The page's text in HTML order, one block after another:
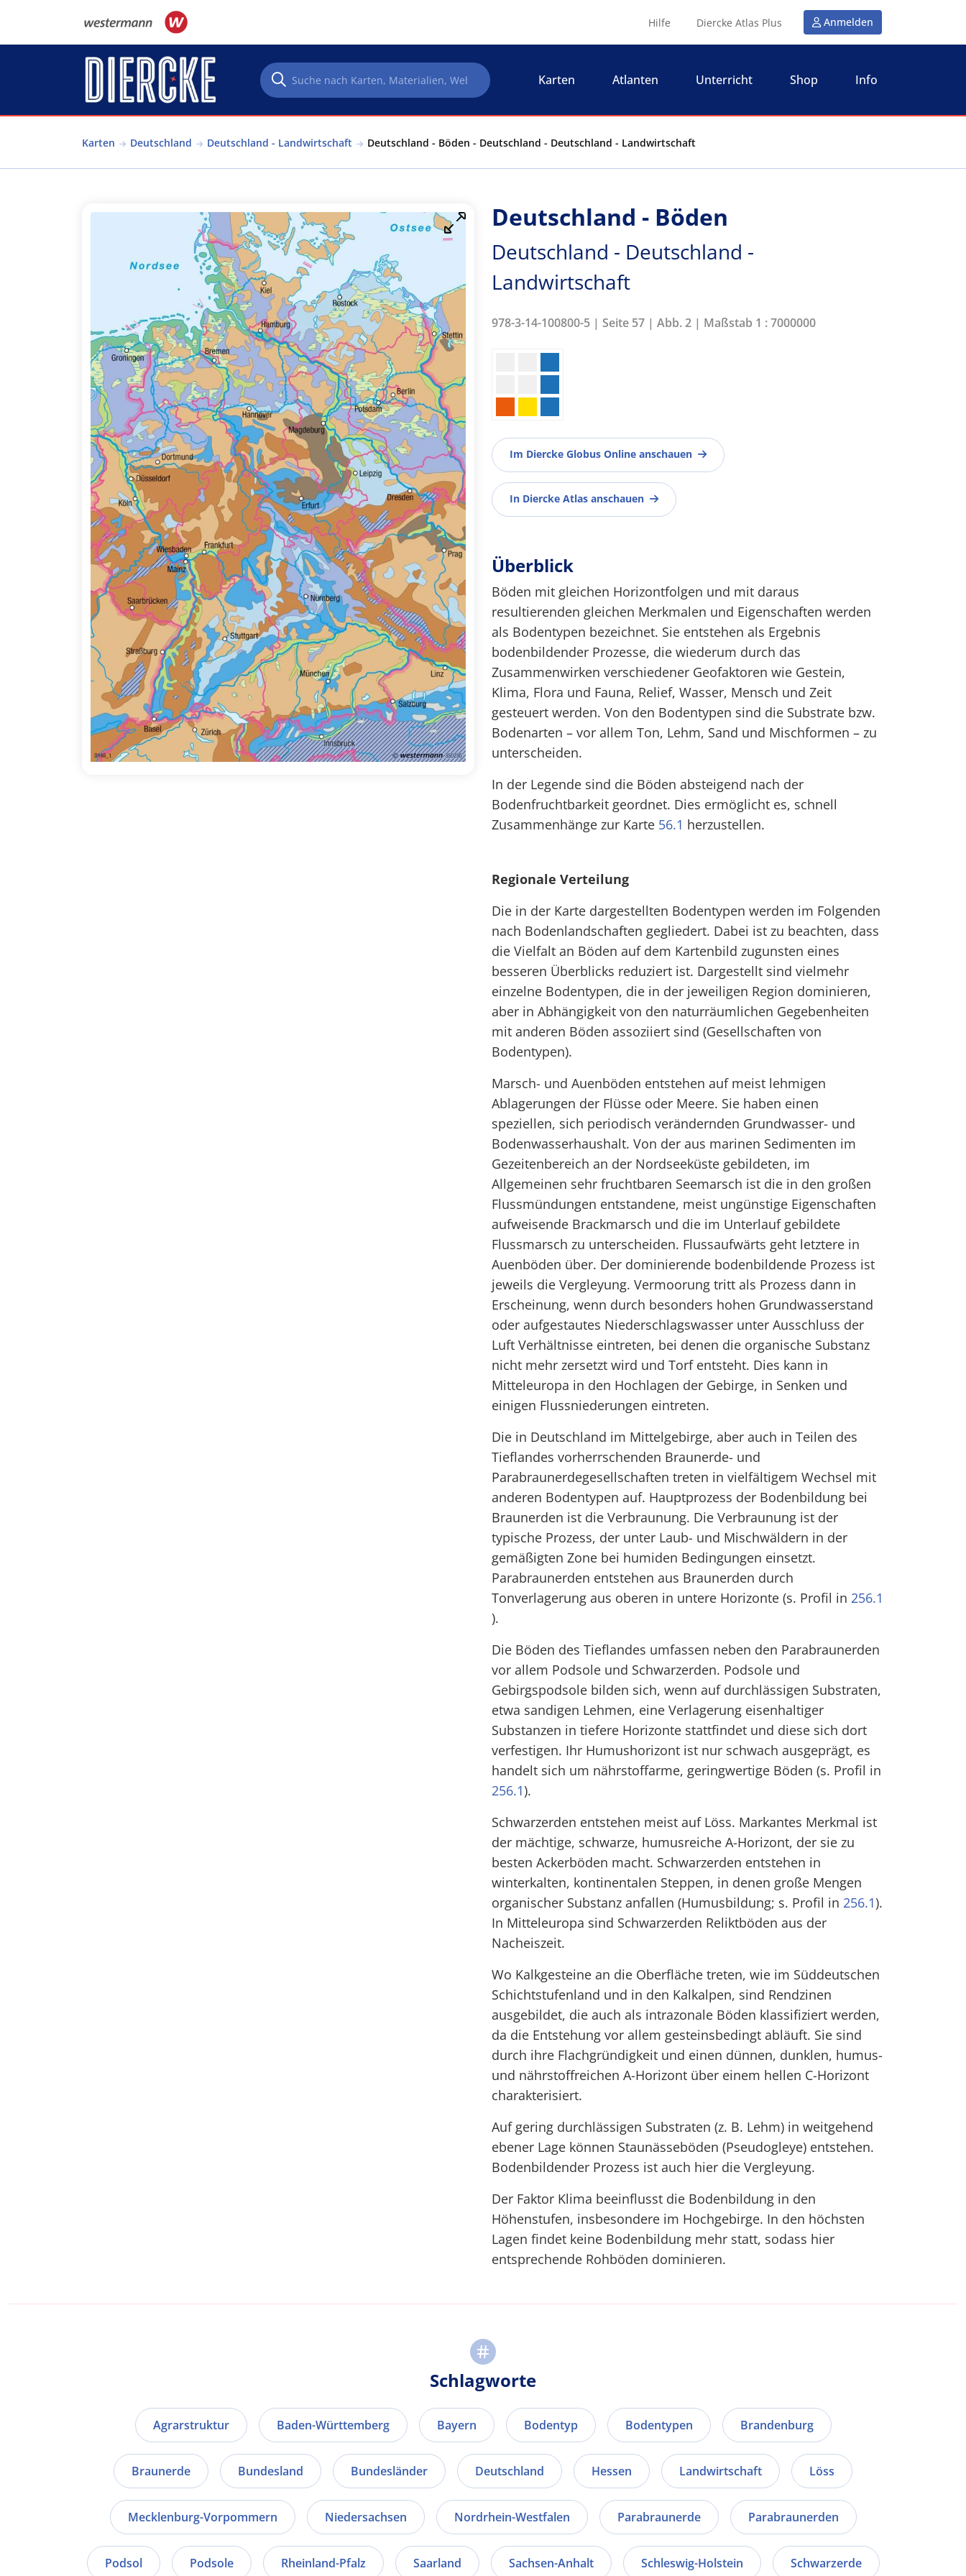
Hilfe Diercke Atlas Plus Anmelden
Karten Atlanten Unterricht Shop Info
Karten Deutschland Deutschland - Landwirtschaft Deutschland - Böden - Deutschland - Deutschland - Landwirtschaft
Deutschland - Böden
Deutschland - Deutschland -
Landwirtschaft
978-3-14-100800-5 | Seite 57 | Abb. 2 | Maßstab 1 : 7000000
Im Diercke Globus Online anschauen
In Diercke Atlas anschauen
Überblick
Böden mit gleichen Horizontfolgen und mit daraus
resultierenden gleichen Merkmalen und Eigenschaften werden
als Bodentypen bezeichnet. Sie entstehen als Ergebnis
bodenbildender Prozesse, die wiederum durch das
Zusammenwirken verschiedener Geofaktoren wie Gestein,
Klima, Flora und Fauna, Relief, Wasser, Mensch und Zeit
gesteuert werden. Von den Bodentypen sind die Substrate bzw.
Bodenarten – vor allem Ton, Lehm, Sand und Mischformen – zu
unterscheiden.
In der Legende sind die Böden absteigend nach der
Bodenfruchtbarkeit geordnet. Dies ermöglicht es, schnell
Zusammenhänge zur Karte 56.1 herzustellen.
Regionale Verteilung
Die in der Karte dargestellten Bodentypen werden im Folgenden
nach Bodenlandschaften gegliedert. Dabei ist zu beachten, dass
die Vielfalt an Böden auf dem Kartenbild zugunsten eines
besseren Überblicks reduziert ist. Dargestellt sind vielmehr
einzelne Bodentypen, die in der jeweiligen Region dominieren,
aber in Abhängigkeit von den naturräumlichen Gegebenheiten
mit anderen Böden assoziiert sind (Gesellschaften von
Bodentypen).
Marsch- und Auenböden entstehen auf meist lehmigen
Ablagerungen der Flüsse oder Meere. Sie haben einen
speziellen, sich periodisch verändernden Grundwasser- und
Bodenwasserhaushalt. Von der aus marinen Sedimenten im
Gezeitenbereich an der Nordseeküste gebildeten, im
Allgemeinen sehr fruchtbaren Seemarsch ist die in den großen
Flussmündungen entstandene, meist ungünstige Eigenschaften
aufweisende Brackmarsch und die im Unterlauf gebildete
Flussmarsch zu unterscheiden. Flussaufwärts geht letztere in
Auenböden über. Der dominierende bodenbildende Prozess ist
jeweils die Vergleyung. Vermoorung tritt als Prozess dann in
Erscheinung, wenn durch besonders hohen Grundwasserstand
oder aufgestautes Niederschlagswasser unter Ausschluss der
Luft Verhältnisse eintreten, bei denen die organische Substanz
nicht mehr zersetzt wird und Torf entsteht. Dies kann in
Mitteleuropa in den Hochlagen der Gebirge, in Senken und
einigen Flussniederungen eintreten.
Die in Deutschland im Mittelgebirge, aber auch in Teilen des
Tieflandes vorherrschenden Braunerde- und
Parabraunerdegesellschaften treten in vielfältigem Wechsel mit
anderen Bodentypen auf. Hauptprozess der Bodenbildung bei
Braunerden ist die Verbraunung. Die Verbraunung ist der
typische Prozess, der unter Laub- und Mischwäldern in der
gemäßigten Zone bei humiden Bedingungen einsetzt.
Parabraunerden entstehen aus Braunerden durch
Tonverlagerung aus oberen in untere Horizonte (s. Profil in 256.1
).
Die Böden des Tieflandes umfassen neben den Parabraunerden
vor allem Podsole und Schwarzerden. Podsole und
Gebirgspodsole bilden sich, wenn auf durchlässigen Substraten,
etwa sandigen Lehmen, eine Verlagerung eisenhaltiger
Substanzen in tiefere Horizonte stattfindet und diese sich dort
verfestigen. Ihr Humushorizont ist nur schwach ausgeprägt, es
handelt sich um nährstoffarme, geringwertige Böden (s. Profil in
256.1).
Schwarzerden entstehen meist auf Löss. Markantes Merkmal ist
der mächtige, schwarze, humusreiche A-Horizont, der sie zu
besten Ackerböden macht. Schwarzerden entstehen in
winterkalten, kontinentalen Steppen, in denen große Mengen
organischer Substanz anfallen (Humusbildung; s. Profil in 256.1).
In Mitteleuropa sind Schwarzerden Reliktböden aus der
Nacheiszeit.
Wo Kalkgesteine an die Oberfläche treten, wie im Süddeutschen
Schichtstufenland und in den Kalkalpen, sind Rendzinen
ausgebildet, die auch als intrazonale Böden klassifiziert werden,
da die Entstehung vor allem gesteinsbedingt abläuft. Sie sind
durch ihre Flachgründigkeit und einen dünnen, dunklen, humus-
und nährstoffreichen A-Horizont über einem hellen C-Horizont
charakterisiert.
Auf gering durchlässigen Substraten (z. B. Lehm) in weitgehend
ebener Lage können Staunässeböden (Pseudogleye) entstehen.
Bodenbildender Prozess ist auch hier die Vergleyung.
Der Faktor Klima beeinflusst die Bodenbildung in den
Höhenstufen, insbesondere im Hochgebirge. In den höchsten
Lagen findet keine Bodenbildung mehr statt, sodass hier
entsprechende Rohböden dominieren.
Schlagworte
Agrarstruktur Baden-Württemberg Bayern Bodentyp Bodentypen Brandenburg
Braunerde Bundesland Bundesländer Deutschland Hessen Landwirtschaft Löss
Mecklenburg-Vorpommern Niedersachsen Nordrhein-Westfalen Parabraunerde Parabraunerden
Podsol Podsole Rheinland-Pfalz Saarland Sachsen-Anhalt Schleswig-Holstein Schwarzerde